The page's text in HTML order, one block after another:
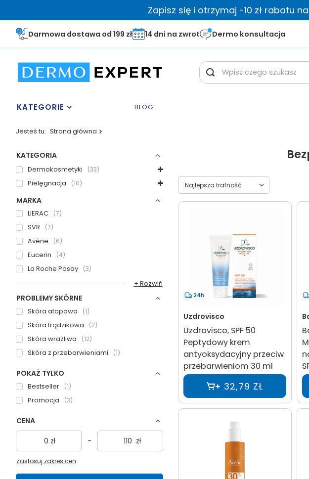
Zapisz się i otrzymaj -10 zł rabatu
Darmowa dostawa od 199 zł 14 dni na zwrot Dermo konsultacja
KATEGORIE BLOG
Jesteś tu: Strona główna
KATEGORIA
Dermokosmetyki 33
Pielęgnacja 10
MARKA
LIERAC 7
SVR 7
Avène 6
Eucerin 4
La Roche Posay 3
+ Rozwiń
PROBLEMY SKÓRNE
Skóra atopowa 1
Skóra trądzikowa 2
Skóra wrażliwa 12
Skóra z przebarwieniami 1
POKAŻ TYLKO
Bestseller 1
Promocja 3
CENA
zł - zł
Zastosuj zakres cen
Wybierz sortowanie
Najlepsza trafność
24h
Uzdrovisco
Uzdrovisco, SPF 50
Peptydowy krem
antyoksydacyjny przeciw
przebarwieniom 30 ml
32,79 ZŁ